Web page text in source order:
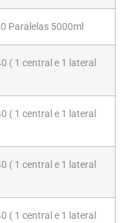
Paralelas 5000ml
( 1 central e 1 lateral
( 1 central e 1 lateral
( 1 central e 1 lateral
( 1 central e 1 lateral